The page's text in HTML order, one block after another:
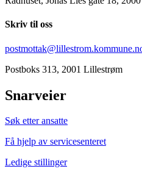
Skriv til oss
Postboks 313, 2001 Lillestrøm
Snarveier
Søk etter ansatte
Få hjelp av servicesenteret
Ledige stillinger